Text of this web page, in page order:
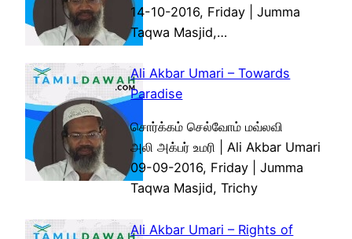
14-10-2016, Friday | Jumma
Taqwa Masjid,…
Ali Akbar Umari – Towards
Paradise
சொர்க்கம் செல்வோம் மவ்லவி
அலி அக்பர் உமரி | Ali Akbar Umari
09-09-2016, Friday | Jumma
Taqwa Masjid, Trichy
Ali Akbar Umari – Rights of